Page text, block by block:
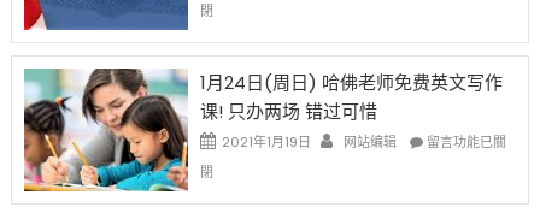
對
開
中
請
1B
證
者
在
移
政
改
閉
1月24日(周日) 哈佛老师免费英文写作
课! 只办两场 错过可惜
2021年1月19日 网站编辑
在
24
留言功能已關
閉